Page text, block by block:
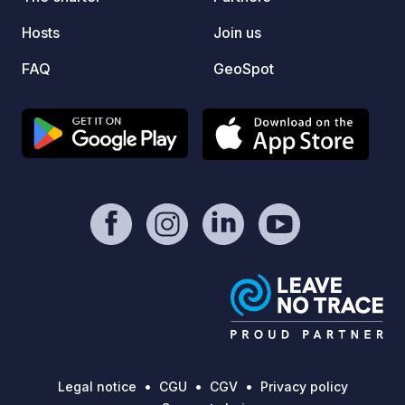
Hosts
FAQ
Join us
GeoSpot
Legal notice CGU CGV
Privacy policy